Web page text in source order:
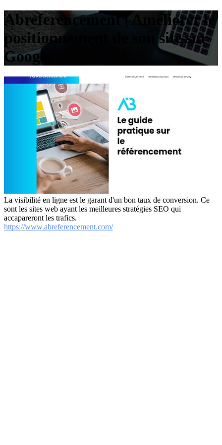
Ab­referen­ce­ment | Améliorer le
position­ne­ment de son site sur
Google
La visibilité en ligne est le garant d'un bon taux de conversion. Ce
sont les sites web ayant les meilleures stratégies SEO qui
accapareront les trafics.
https://www.abreferencement.com/